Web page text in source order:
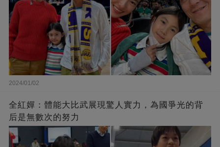
2024/01/02
全紅嬋：體能大比武展現驚人實力，為國爭光的背
后是無數次的努力